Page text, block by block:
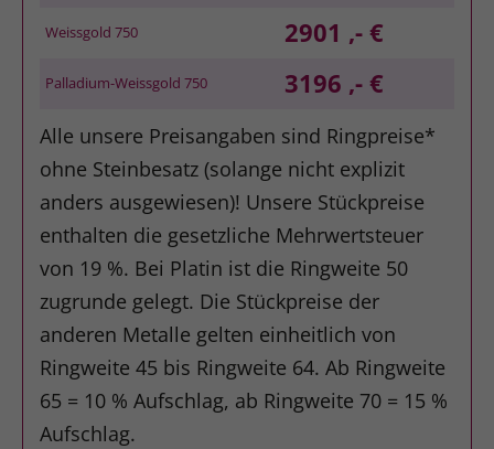
Weissgold 750 2901 ,- €
Palladium-Weissgold 750 3196 ,- €
Alle unsere Preisangaben sind Ringpreise*
ohne Steinbesatz (solange nicht explizit
anders ausgewiesen)! Unsere Stückpreise
enthalten die gesetzliche Mehrwertsteuer
von 19 %. Bei Platin ist die Ringweite 50
zugrunde gelegt. Die Stückpreise der
anderen Metalle gelten einheitlich von
Ringweite 45 bis Ringweite 64. Ab Ringweite
65 = 10 % Aufschlag, ab Ringweite 70 = 15 %
Aufschlag.